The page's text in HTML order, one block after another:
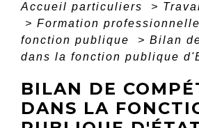
Accueil particuliers >
> Formation
fonction publique
> Bilan
dans la fonction publique
BILAN DE
DANS LA